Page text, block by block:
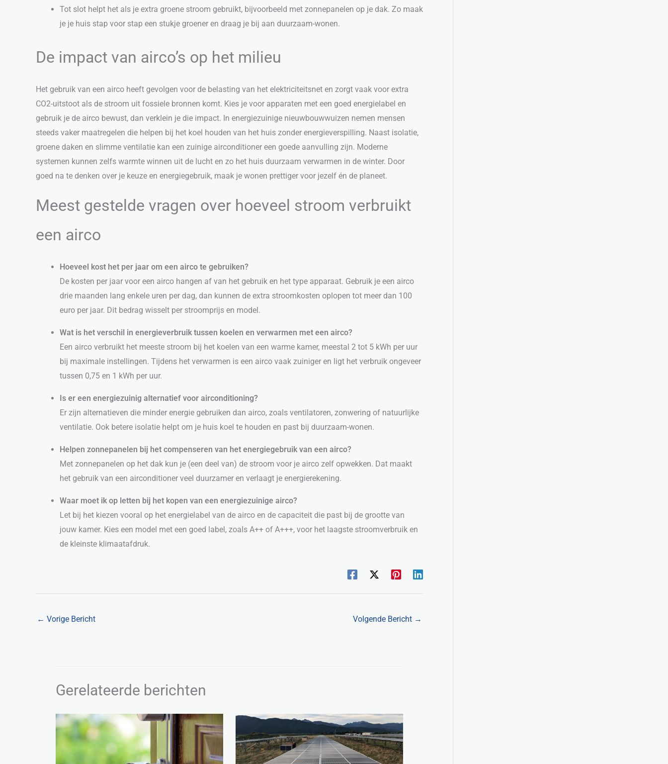
Tot slot helpt het als je extra groene stroom gebruikt, bijvoorbeeld met zonnepanelen op je dak. Zo maak
je je huis stap voor stap een stukje groener en draag je bij aan duurzaam-wonen.
De impact van airco’s op het milieu
Het gebruik van een airco heeft gevolgen voor de belasting van het elektriciteitsnet en zorgt vaak voor extra
CO2-uitstoot als de stroom uit fossiele bronnen komt. Kies je voor apparaten met een goed energielabel en
gebruik je de airco bewust, dan verklein je die impact. In energiezuinige nieuwbouwwuizen nemen mensen
steeds vaker maatregelen die helpen bij het koel houden van het huis zonder energieverspilling. Naast isolatie,
groene daken en slimme ventilatie kan een zuinige airconditioner een goede aanvulling zijn. Moderne
systemen kunnen zelfs warmte winnen uit de lucht en zo het huis duurzaam verwarmen in de winter. Door
goed na te denken over je keuze en energiegebruik, maak je wonen prettiger voor jezelf én de planeet.
Meest gestelde vragen over hoeveel stroom verbruikt
een airco
Hoeveel kost het per jaar om een airco te gebruiken?
De kosten per jaar voor een airco hangen af van het gebruik en het type apparaat. Gebruik je een airco
drie maanden lang enkele uren per dag, dan kunnen de extra stroomkosten oplopen tot meer dan 100
euro per jaar. Dit bedrag wisselt per stroomprijs en model.
Wat is het verschil in energieverbruik tussen koelen en verwarmen met een airco?
Een airco verbruikt het meeste stroom bij het koelen van een warme kamer, meestal 2 tot 5 kWh per uur
bij maximale instellingen. Tijdens het verwarmen is een airco vaak zuiniger en ligt het verbruik ongeveer
tussen 0,75 en 1 kWh per uur.
Is er een energiezuinig alternatief voor airconditioning?
Er zijn alternatieven die minder energie gebruiken dan airco, zoals ventilatoren, zonwering of natuurlijke
ventilatie. Ook betere isolatie helpt om je huis koel te houden en past bij duurzaam-wonen.
Helpen zonnepanelen bij het compenseren van het energiegebruik van een airco?
Met zonnepanelen op het dak kun je (een deel van) de stroom voor je airco zelf opwekken. Dat maakt
het gebruik van een airconditioner veel duurzamer en verlaagt je energierekening.
Waar moet ik op letten bij het kopen van een energiezuinige airco?
Let bij het kiezen vooral op het energielabel van de airco en de capaciteit die past bij de grootte van
jouw kamer. Kies een model met een goed label, zoals A++ of A+++, voor het laagste stroomverbruik en
de kleinste klimaatafdruk.
← Vorige Bericht Volgende Bericht →
Gerelateerde berichten